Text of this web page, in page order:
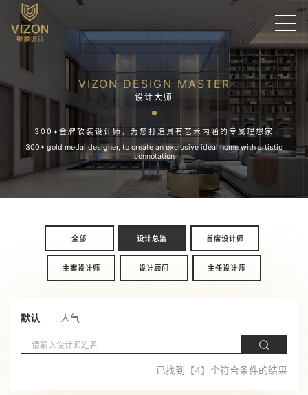
VIZON DESIGN MASTER
设计大师
300+金牌软装设计师，为您打造具有艺术内涵的专属理想家
300+ gold medal designer, to create an exclusive ideal home with artistic
connotation
DESIGNER
全部 设计总监 首席设计师
主案设计师 设计顾问 主任设计师
默认 人气
已找到【4】个符合条件的结果